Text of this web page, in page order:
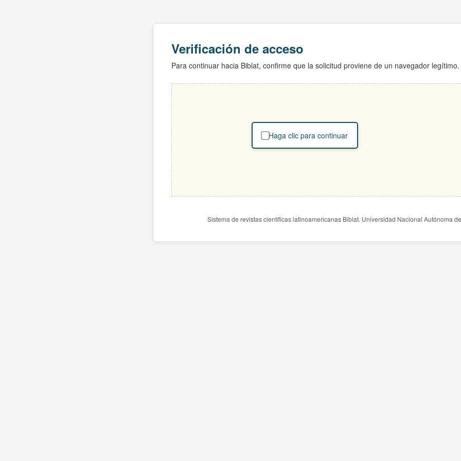
Verificación de acceso
Para continuar hacia Biblat, confirme que la solicitud proviene de un navegador legítimo.
Haga clic para continuar
Sistema de revistas científicas latinoamericanas Biblat. Universidad Nacional Autónoma